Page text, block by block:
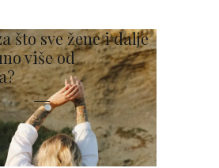
što sve žene i dalje
više od